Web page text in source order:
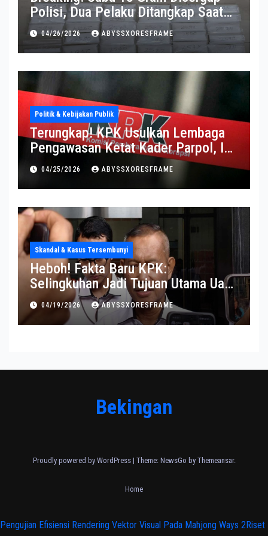
Polisi, Dua Pelaku Ditangkap Saat
Operasi Berlangsung Di Tempat
04/26/2026 ABYSSXORESFRAME
Politik & Kebijakan Publik
Terungkap! KPK Usulkan Lembaga
Pengawasan Ketat Kader Parpol, Ini
Alasannya
04/25/2026 ABYSSXORESFRAME
Skandal & Kasus Tersembunyi
Heboh! Fakta Baru KPK:
Selingkuhan Jadi Tujuan Utama Uang
Korupsi
04/19/2026 ABYSSXORESFRAME
Bekingan
Proudly powered by WordPress | Theme: NewsGo by Themeansar.
Home
Pengujian Efisiensi Rendering Vektor Visual Pada Mahjong Ways 2Riset